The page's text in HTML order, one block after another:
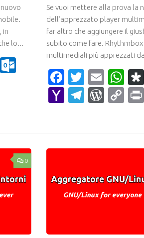
in
lo...
GmailOutlook.com
Condividi
Se vuoi mettere alla prova la
dell’apprezzato player
far altro che aggiungere il
subito come fare.
multimediali più apprezzati
Facebook
Twitter
Email
Yahoo
0